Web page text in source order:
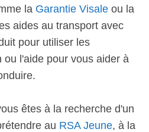
la Garantie Visale ou la
aides au transport avec
pour utiliser les
ou l'aide pour vous aider à
êtes à la recherche d'un
au RSA Jeune, à la